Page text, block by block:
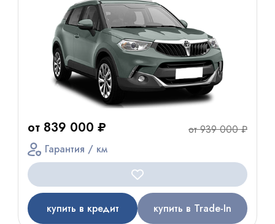
от 839 000 ₽
от 939 000 ₽
Гарантия / км
купить в кредит купить в Trade-In